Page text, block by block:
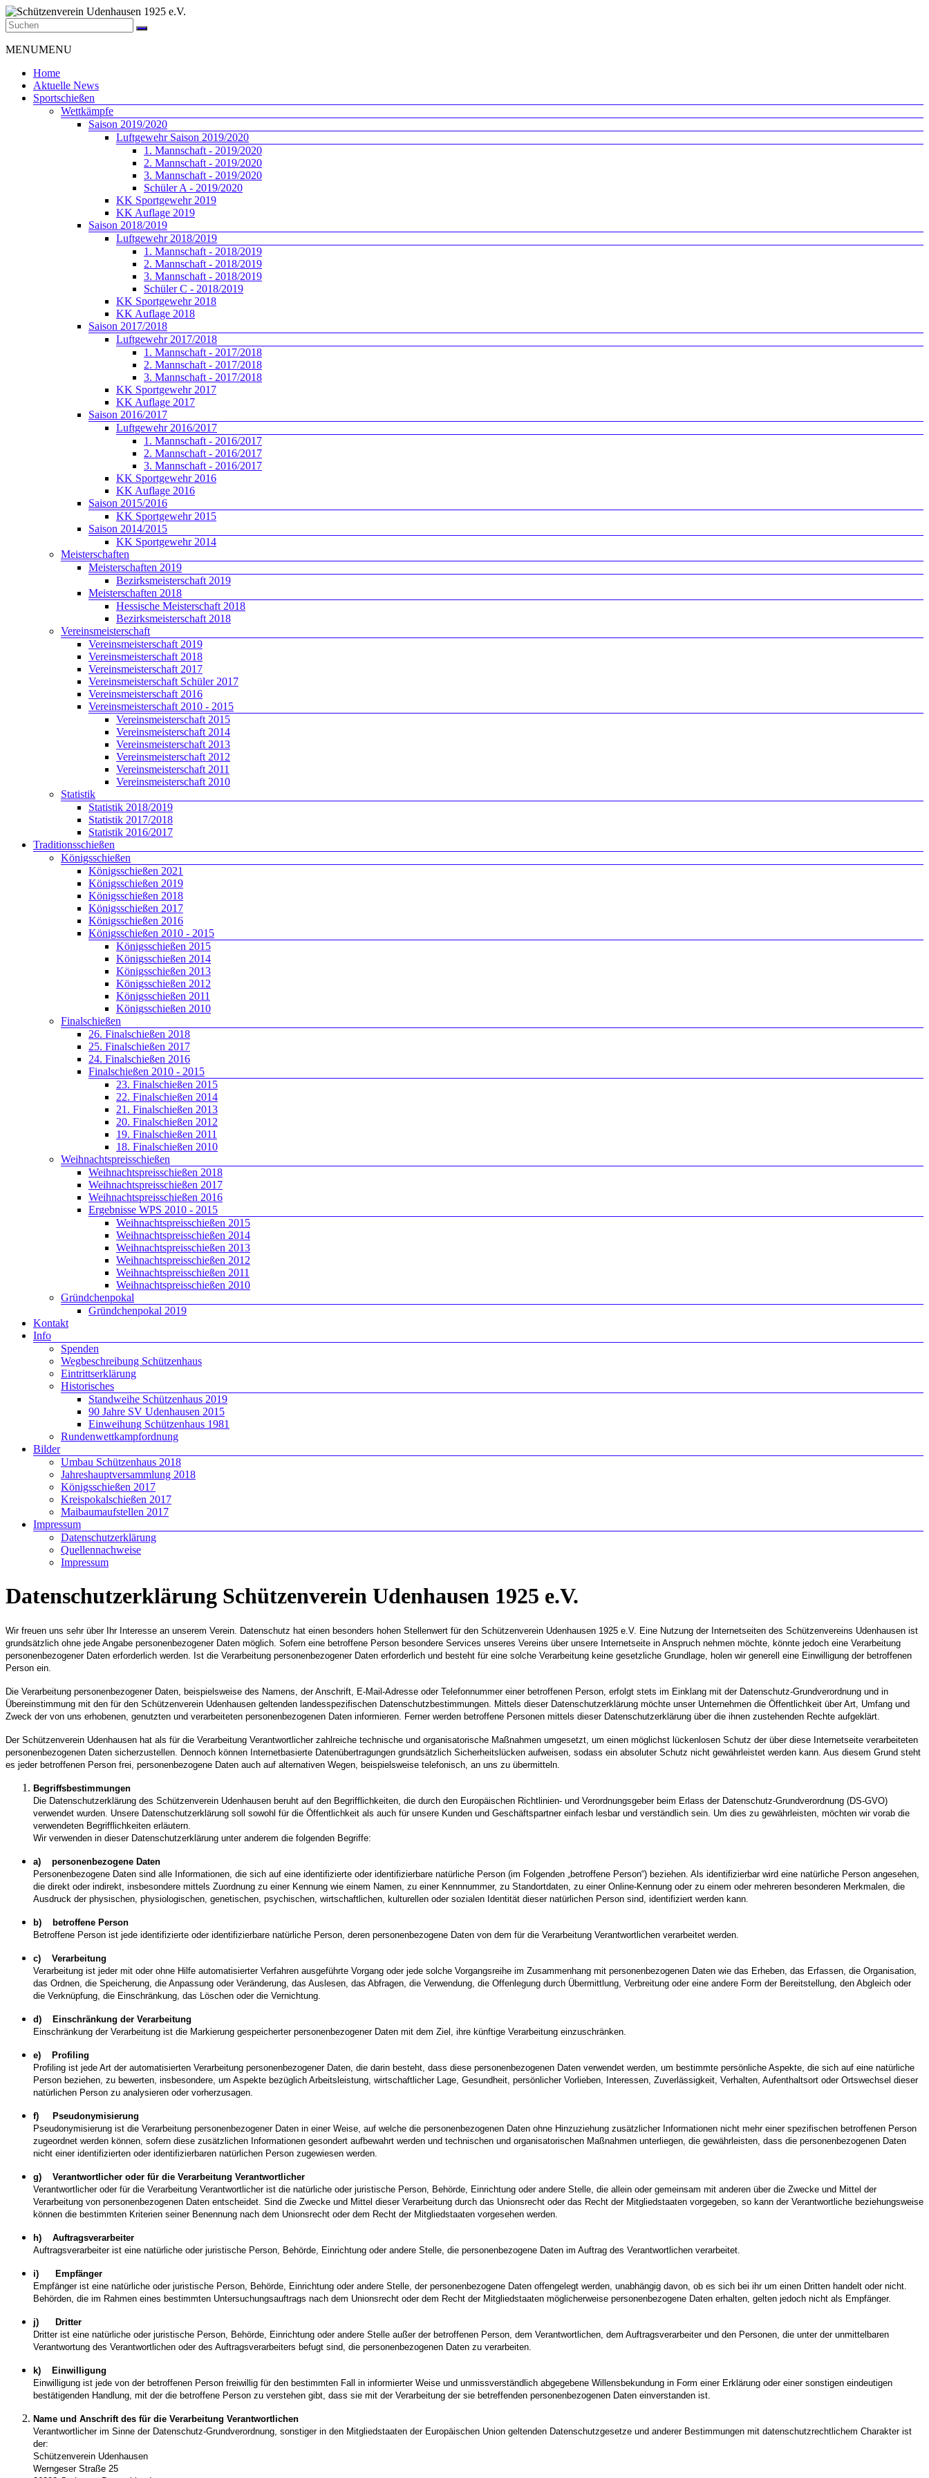
Zum
Inhalt
springen
Schützenverein
Udenhausen
e.V.
Schützenverein
Menü
MENUMENU
Home
Aktuelle News
Sportschießen
Wettkämpfe
Saison 2019/2020
Luftgewehr Saison 2019/2020
1. Mannschaft - 2019/2020
2. Mannschaft - 2019/2020
3. Mannschaft - 2019/2020
Schüler A - 2019/2020
KK Sportgewehr 2019
KK Auflage 2019
Saison 2018/2019
Luftgewehr 2018/2019
1. Mannschaft - 2018/2019
2. Mannschaft - 2018/2019
3. Mannschaft - 2018/2019
Schüler C - 2018/2019
KK Sportgewehr 2018
KK Auflage 2018
Saison 2017/2018
Luftgewehr 2017/2018
1. Mannschaft - 2017/2018
2. Mannschaft - 2017/2018
3. Mannschaft - 2017/2018
KK Sportgewehr 2017
KK Auflage 2017
Saison 2016/2017
Luftgewehr 2016/2017
1. Mannschaft - 2016/2017
2. Mannschaft - 2016/2017
3. Mannschaft - 2016/2017
KK Sportgewehr 2016
KK Auflage 2016
Saison 2015/2016
KK Sportgewehr 2015
Saison 2014/2015
KK Sportgewehr 2014
Meisterschaften
Meisterschaften 2019
Bezirksmeisterschaft 2019
Meisterschaften 2018
Hessische Meisterschaft 2018
Bezirksmeisterschaft 2018
Vereinsmeisterschaft
Vereinsmeisterschaft 2019
Vereinsmeisterschaft 2018
Vereinsmeisterschaft 2017
Vereinsmeisterschaft Schüler 2017
Vereinsmeisterschaft 2016
Vereinsmeisterschaft 2010 - 2015
Vereinsmeisterschaft 2015
Vereinsmeisterschaft 2014
Vereinsmeisterschaft 2013
Vereinsmeisterschaft 2012
Vereinsmeisterschaft 2011
Vereinsmeisterschaft 2010
Statistik
Statistik 2018/2019
Statistik 2017/2018
Statistik 2016/2017
Traditionsschießen
Königsschießen
Königsschießen 2021
Königsschießen 2019
Königsschießen 2018
Königsschießen 2017
Königsschießen 2016
Königsschießen 2010 - 2015
Königsschießen 2015
Königsschießen 2014
Königsschießen 2013
Königsschießen 2012
Königsschießen 2011
Königsschießen 2010
Finalschießen
26. Finalschießen 2018
25. Finalschießen 2017
24. Finalschießen 2016
Finalschießen 2010 - 2015
23. Finalschießen 2015
22. Finalschießen 2014
21. Finalschießen 2013
20. Finalschießen 2012
19. Finalschießen 2011
18. Finalschießen 2010
Weihnachtspreisschießen
Weihnachtspreisschießen 2018
Weihnachtspreisschießen 2017
Weihnachtspreisschießen 2016
Ergebnisse WPS 2010 - 2015
Weihnachtspreisschießen 2015
Weihnachtspreisschießen 2014
Weihnachtspreisschießen 2013
Weihnachtspreisschießen 2012
Weihnachtspreisschießen 2011
Weihnachtspreisschießen 2010
Gründchenpokal
Gründchenpokal 2019
Kontakt
Info
Spenden
Wegbeschreibung Schützenhaus
Eintrittserklärung
Historisches
Standweihe Schützenhaus 2019
90 Jahre SV Udenhausen 2015
Einweihung Schützenhaus 1981
Rundenwettkampfordnung
Bilder
Umbau Schützenhaus 2018
Jahreshauptversammlung 2018
Königsschießen 2017
Kreispokalschießen 2017
Maibaumaufstellen 2017
Impressum
Datenschutzerklärung
Quellennachweise
Impressum
Datenschutzerklärung Schützenverein Udenhausen 1925 e.V.
Wir freuen uns sehr über Ihr Interesse an unserem Verein. Datenschutz hat einen besonders hohen Stellenwert für den Schützenverein Udenhausen 1925 e.V. Eine Nutzung der Internetseiten des Schützenvereins Udenhausen ist
grundsätzlich ohne jede Angabe personenbezogener Daten möglich. Sofern eine betroffene Person besondere Services unseres Vereins über unsere Internetseite in Anspruch nehmen möchte, könnte jedoch eine Verarbeitung
personenbezogener Daten erforderlich werden. Ist die Verarbeitung personenbezogener Daten erforderlich und besteht für eine solche Verarbeitung keine gesetzliche Grundlage, holen wir generell eine Einwilligung der betroffenen
Person ein.
Die Verarbeitung personenbezogener Daten, beispielsweise des Namens, der Anschrift, E-Mail-Adresse oder Telefonnummer einer betroffenen Person, erfolgt stets im Einklang mit der Datenschutz-Grundverordnung und in
Übereinstimmung mit den für den Schützenverein Udenhausen geltenden landesspezifischen Datenschutzbestimmungen. Mittels dieser Datenschutzerklärung möchte unser Unternehmen die Öffentlichkeit über Art, Umfang und
Zweck der von uns erhobenen, genutzten und verarbeiteten personenbezogenen Daten informieren. Ferner werden betroffene Personen mittels dieser Datenschutzerklärung über die ihnen zustehenden Rechte aufgeklärt.
Der Schützenverein Udenhausen hat als für die Verarbeitung Verantwortlicher zahlreiche technische und organisatorische Maßnahmen umgesetzt, um einen möglichst lückenlosen Schutz der über diese Internetseite verarbeiteten
personenbezogenen Daten sicherzustellen. Dennoch können Internetbasierte Datenübertragungen grundsätzlich Sicherheitslücken aufweisen, sodass ein absoluter Schutz nicht gewährleistet werden kann. Aus diesem Grund steht
es jeder betroffenen Person frei, personenbezogene Daten auch auf alternativen Wegen, beispielsweise telefonisch, an uns zu übermitteln.
Begriffsbestimmungen
Die Datenschutzerklärung des Schützenverein Udenhausen beruht auf den Begrifflichkeiten, die durch den Europäischen Richtlinien- und Verordnungsgeber beim Erlass der Datenschutz-Grundverordnung (DS-GVO)
verwendet wurden. Unsere Datenschutzerklärung soll sowohl für die Öffentlichkeit als auch für unsere Kunden und Geschäftspartner einfach lesbar und verständlich sein. Um dies zu gewährleisten, möchten wir vorab die
verwendeten Begrifflichkeiten erläutern.
Wir verwenden in dieser Datenschutzerklärung unter anderem die folgenden Begriffe:
a) personenbezogene Daten
Personenbezogene Daten sind alle Informationen, die sich auf eine identifizierte oder identifizierbare natürliche Person (im Folgenden „betroffene Person“) beziehen. Als identifizierbar wird eine natürliche Person angesehen,
die direkt oder indirekt, insbesondere mittels Zuordnung zu einer Kennung wie einem Namen, zu einer Kennnummer, zu Standortdaten, zu einer Online-Kennung oder zu einem oder mehreren besonderen Merkmalen, die
Ausdruck der physischen, physiologischen, genetischen, psychischen, wirtschaftlichen, kulturellen oder sozialen Identität dieser natürlichen Person sind, identifiziert werden kann.
b) betroffene Person
Betroffene Person ist jede identifizierte oder identifizierbare natürliche Person, deren personenbezogene Daten von dem für die Verarbeitung Verantwortlichen verarbeitet werden.
c) Verarbeitung
Verarbeitung ist jeder mit oder ohne Hilfe automatisierter Verfahren ausgeführte Vorgang oder jede solche Vorgangsreihe im Zusammenhang mit personenbezogenen Daten wie das Erheben, das Erfassen, die Organisation,
das Ordnen, die Speicherung, die Anpassung oder Veränderung, das Auslesen, das Abfragen, die Verwendung, die Offenlegung durch Übermittlung, Verbreitung oder eine andere Form der Bereitstellung, den Abgleich oder
die Verknüpfung, die Einschränkung, das Löschen oder die Vernichtung.
d) Einschränkung der Verarbeitung
Einschränkung der Verarbeitung ist die Markierung gespeicherter personenbezogener Daten mit dem Ziel, ihre künftige Verarbeitung einzuschränken.
e) Profiling
Profiling ist jede Art der automatisierten Verarbeitung personenbezogener Daten, die darin besteht, dass diese personenbezogenen Daten verwendet werden, um bestimmte persönliche Aspekte, die sich auf eine natürliche
Person beziehen, zu bewerten, insbesondere, um Aspekte bezüglich Arbeitsleistung, wirtschaftlicher Lage, Gesundheit, persönlicher Vorlieben, Interessen, Zuverlässigkeit, Verhalten, Aufenthaltsort oder Ortswechsel dieser
natürlichen Person zu analysieren oder vorherzusagen.
f) Pseudonymisierung
Pseudonymisierung ist die Verarbeitung personenbezogener Daten in einer Weise, auf welche die personenbezogenen Daten ohne Hinzuziehung zusätzlicher Informationen nicht mehr einer spezifischen betroffenen Person
zugeordnet werden können, sofern diese zusätzlichen Informationen gesondert aufbewahrt werden und technischen und organisatorischen Maßnahmen unterliegen, die gewährleisten, dass die personenbezogenen Daten
nicht einer identifizierten oder identifizierbaren natürlichen Person zugewiesen werden.
g) Verantwortlicher oder für die Verarbeitung Verantwortlicher
Verantwortlicher oder für die Verarbeitung Verantwortlicher ist die natürliche oder juristische Person, Behörde, Einrichtung oder andere Stelle, die allein oder gemeinsam mit anderen über die Zwecke und Mittel der
Verarbeitung von personenbezogenen Daten entscheidet. Sind die Zwecke und Mittel dieser Verarbeitung durch das Unionsrecht oder das Recht der Mitgliedstaaten vorgegeben, so kann der Verantwortliche beziehungsweise
können die bestimmten Kriterien seiner Benennung nach dem Unionsrecht oder dem Recht der Mitgliedstaaten vorgesehen werden.
h) Auftragsverarbeiter
Auftragsverarbeiter ist eine natürliche oder juristische Person, Behörde, Einrichtung oder andere Stelle, die personenbezogene Daten im Auftrag des Verantwortlichen verarbeitet.
i) Empfänger
Empfänger ist eine natürliche oder juristische Person, Behörde, Einrichtung oder andere Stelle, der personenbezogene Daten offengelegt werden, unabhängig davon, ob es sich bei ihr um einen Dritten handelt oder nicht.
Behörden, die im Rahmen eines bestimmten Untersuchungsauftrags nach dem Unionsrecht oder dem Recht der Mitgliedstaaten möglicherweise personenbezogene Daten erhalten, gelten jedoch nicht als Empfänger.
j) Dritter
Dritter ist eine natürliche oder juristische Person, Behörde, Einrichtung oder andere Stelle außer der betroffenen Person, dem Verantwortlichen, dem Auftragsverarbeiter und den Personen, die unter der unmittelbaren
Verantwortung des Verantwortlichen oder des Auftragsverarbeiters befugt sind, die personenbezogenen Daten zu verarbeiten.
k) Einwilligung
Einwilligung ist jede von der betroffenen Person freiwillig für den bestimmten Fall in informierter Weise und unmissverständlich abgegebene Willensbekundung in Form einer Erklärung oder einer sonstigen eindeutigen
bestätigenden Handlung, mit der die betroffene Person zu verstehen gibt, dass sie mit der Verarbeitung der sie betreffenden personenbezogenen Daten einverstanden ist.
Name und Anschrift des für die Verarbeitung Verantwortlichen
Verantwortlicher im Sinne der Datenschutz-Grundverordnung, sonstiger in den Mitgliedstaaten der Europäischen Union geltenden Datenschutzgesetze und anderer Bestimmungen mit datenschutzrechtlichem Charakter ist
der:
Schützenverein Udenhausen
Werngeser Straße 25